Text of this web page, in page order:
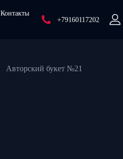
Контакты
+79160117202
Авторский букет №21